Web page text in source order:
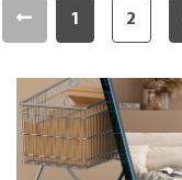
1 2